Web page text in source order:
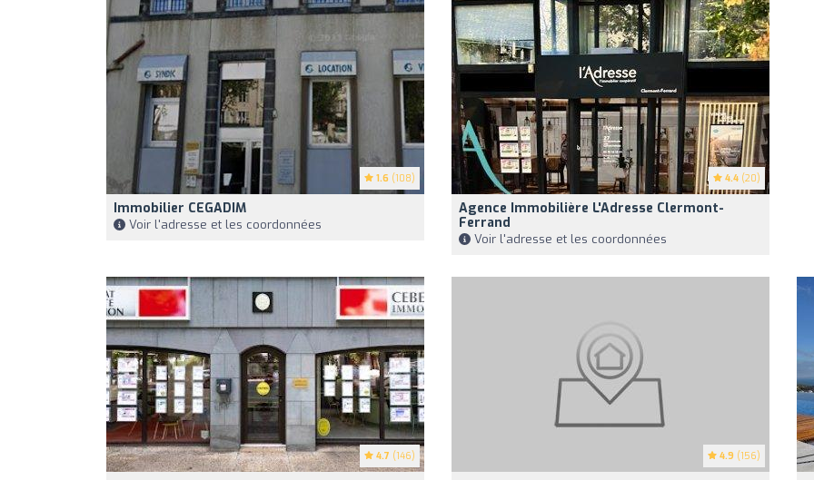
1.6 (108)
Immobilier CEGADIM
Voir l'adresse et les coordonnées
4.4 (20)
Agence Immobilière L'Adresse Clermont-
Ferrand
Voir l'adresse et les coordonnées
4.7 (146) 4.9 (156)